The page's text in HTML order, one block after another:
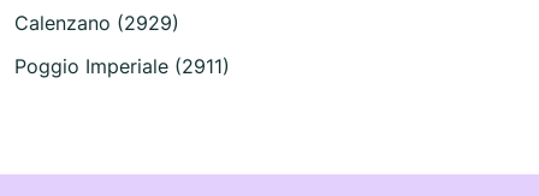
Calenzano (2929)
Poggio Imperiale (2911)